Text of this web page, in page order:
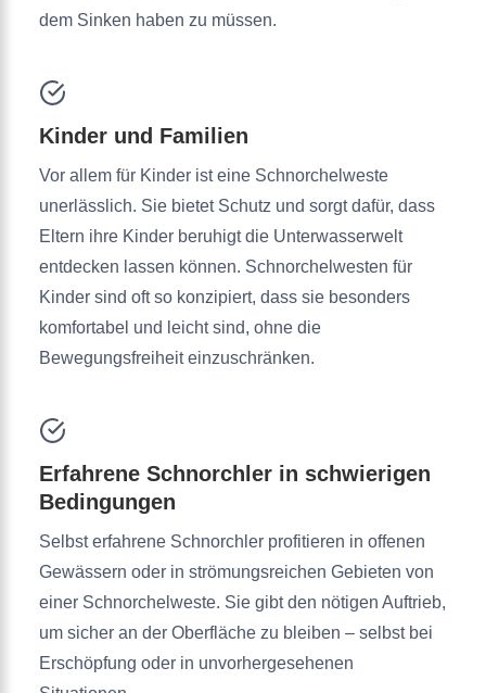
dem Sinken haben zu müssen.
Kinder und Familien
Vor allem für Kinder ist eine Schnorchelweste
unerlässlich. Sie bietet Schutz und sorgt dafür, dass
Eltern ihre Kinder beruhigt die Unterwasserwelt
entdecken lassen können. Schnorchelwesten für
Kinder sind oft so konzipiert, dass sie besonders
komfortabel und leicht sind, ohne die
Bewegungsfreiheit einzuschränken.
Erfahrene Schnorchler in schwierigen
Bedingungen
Selbst erfahrene Schnorchler profitieren in offenen
Gewässern oder in strömungsreichen Gebieten von
einer Schnorchelweste. Sie gibt den nötigen Auftrieb,
um sicher an der Oberfläche zu bleiben – selbst bei
Erschöpfung oder in unvorhergesehenen